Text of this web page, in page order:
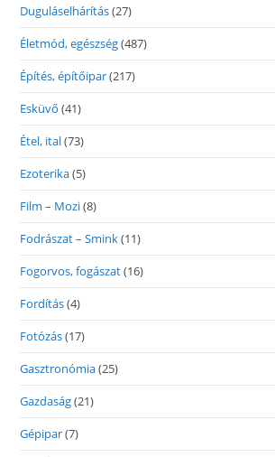
Duguláselhárítás(27)
Életmód, egészség(487)
Építés, építőipar(217)
Esküvő (41)
Étel, ital(73)
Ezoterika(5)
Film – Mozi(8)
Fodrászat – Smink(11)
Fogorvos, fogászat(16)
Fordítás(4)
Fotózás(17)
Gasztronómia(25)
Gazdaság(21)
Gépipar(7)